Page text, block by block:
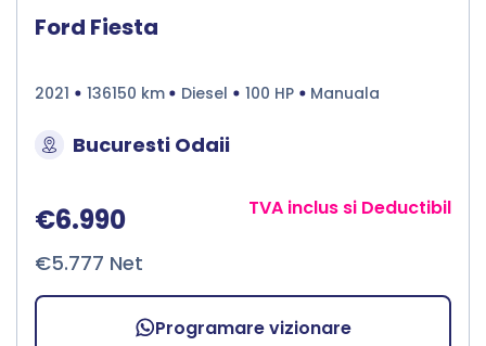
Ford Fiesta
2021 136150 km Diesel 100 HP Manuala
Bucuresti Odaii
€6.990
€5.777 Net
TVA inclus si Deductibil
Programare vizionare